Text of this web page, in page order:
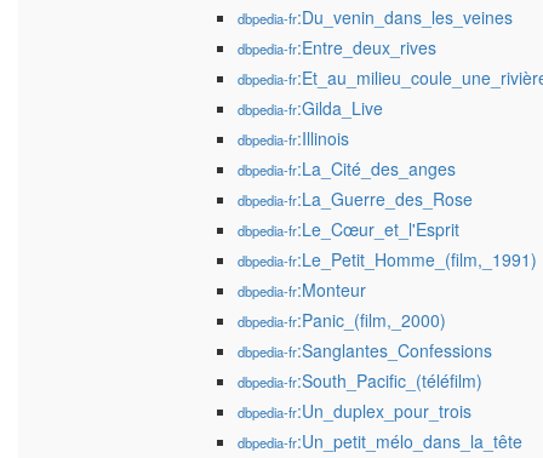
dbpedia-fr:Du_venin_dans_les_veines
dbpedia-fr:Entre_deux_rives
dbpedia-fr
dbpedia-fr:Gilda_Live
dbpedia-fr:Illinois
dbpedia-fr:La_Cité_des_anges
dbpedia-fr:La_Guerre_des_Rose
dbpedia-fr:Le_Cœur_et_l'Esprit
dbpedia-fr:Le_Petit_Homme_(film,_1991)
dbpedia-fr:Monteur
dbpedia-fr:Panic_(film,_2000)
dbpedia-fr:Sanglantes_Confessions
dbpedia-fr:South_Pacific_(téléfilm)
dbpedia-fr:Un_duplex_pour_trois
dbpedia-fr:Un_petit_mélo_dans_la_tête